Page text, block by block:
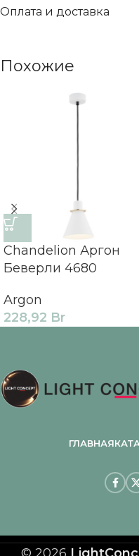
Оплата и доставка
Похожие
Chandelion Аргон
Беверли 4680
Argon
228,92 Br
ГЛАВНАЯ